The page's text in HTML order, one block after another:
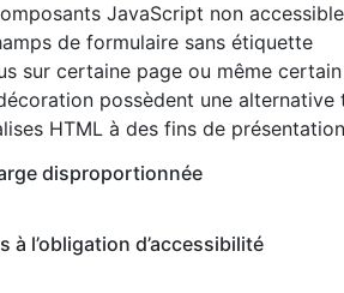
JavaScript non
de formulaire sans étiquette
sur certaine page ou même
possèdent une alternative
HTML à des fins de
disproportionnée
l’obligation d’accessibilité